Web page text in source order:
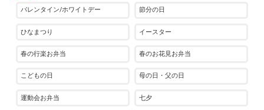
バレンタイン/ホワイトデー 節分の日
ひなまつり イースター
春の行楽お弁当 春のお花見お弁当
こどもの日 母の日・父の日
運動会お弁当 七夕